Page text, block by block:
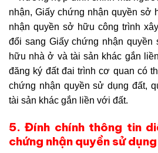
nhận, Giấy chứng nhận quyền sở
nhận quyền sở hữu công trình
đổi sang Giấy chứng nhận quyền
hữu nhà ở và tài sản khác gắn
đăng ký đất đai trình cơ quan có
chứng nhận quyền sử dụng đất,
tài sản khác gắn liền với đất.
5. Đính chính thông tin
chứng nhận quyền sử